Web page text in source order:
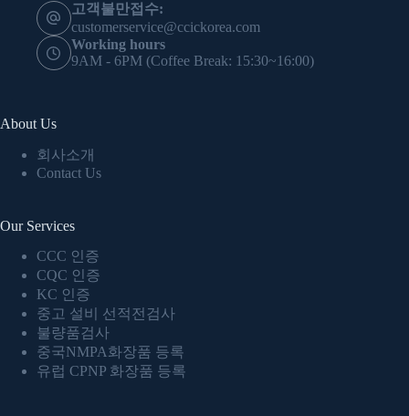
고객불만접수:
customerservice@ccickorea.com
Working hours
9AM - 6PM (Coffee Break: 15:30~16:00)
About Us
회사소개
Contact Us
Our Services
CCC 인증
CQC 인증
KC 인증
중고 설비 선적전검사
불량품검사
중국NMPA화장품 등록
유럽 CPNP 화장품 등록